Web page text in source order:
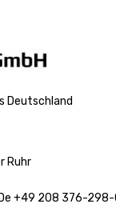
:
Deutschland
Ruhr
De +49 208 376-